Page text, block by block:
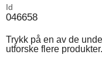
Id
046658
Trykk på en av de
utforske flere produkter.